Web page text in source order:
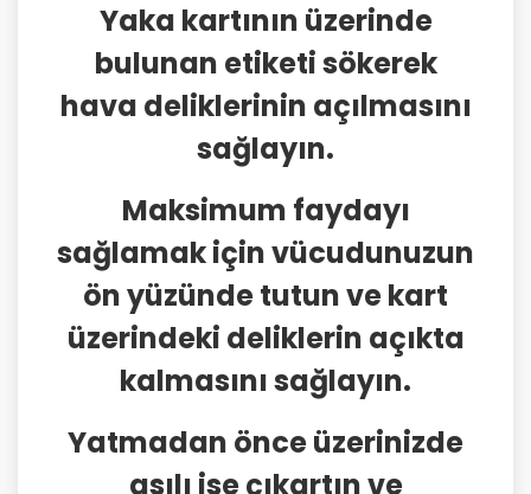
Yaka kartının üzerinde
bulunan etiketi sökerek
hava deliklerinin açılmasını
sağlayın.
Maksimum faydayı
sağlamak için vücudunuzun
ön yüzünde tutun ve kart
üzerindeki deliklerin açıkta
kalmasını sağlayın.
Yatmadan önce üzerinizde
asılı ise çıkartın ve